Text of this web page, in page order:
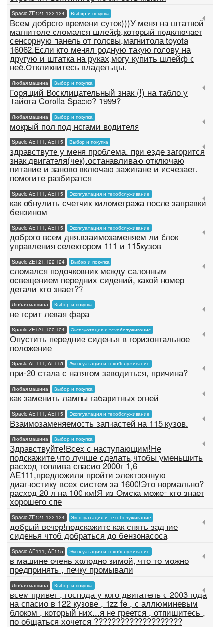
Spacio ZE121,122,124 Выбор и покупка
Всем доброго времени суток)))У меня на штатной
магнитоле сломался шлейф,который подключает
сенсорную панель от головы,магнитола toyota
16062.Если кто менял родную такую голову на
другую и штатка на руках,могу купить шлейф с
неё.Откликнитесь владельцы.
Любая машина Выбор и покупка
Горящий Восклицательный знак (!) на табло у
Тайота Corolla Spacio? 1999?
Любая машина Выбор и покупка
мокрый пол под ногами водителя
Spacio AE111, AE115 Выбор и покупка
здравствуте у меня проблема. при езде загорится
знак двигателя(чек).останавливаю отключаю
питание и заново включаю зажигане и исчезает.
помогите разбиратся
Spacio AE111, AE115 Эксплуатация и техобслуживание
как обнулить счетчик километража после заправки
бензином
Spacio AE111, AE115 Эксплуатация и техобслуживание
доброго всем дня.взаимозаменяем ли блок
управления селектором 111 и 115кузов
Spacio ZE121,122,124 Выбор и покупка
сломался подочковник между салонным
освещением передних сидений, какой номер
детали кто знает??
Любая машина Выбор и покупка
не горит левая фара
Spacio ZE121,122,124 Эксплуатация и техобслуживание
Опустить передние сиденья в горизонтальное
положение
Spacio AE111, AE115 Эксплуатация и техобслуживание
при-20 стала с натягом заводиться, причина?
Любая машина Выбор и покупка
как заменить лампы габаритных огней
Spacio AE111, AE115 Эксплуатация и техобслуживание
Взаимозаменяемость запчастей на 115 кузов.
Любая машина Выбор и покупка
Здравствуйте!Всех с наступающим!Не
подскажите,что лучше сделать,чтобы уменьшить
расход топлива спасио 2000г 1,6
АЕ111,предложили пройти электронную
диагностику всех систем за 1600!Это нормально?
расход 20 л на 100 км!Я из Омска может кто знает
хорошего спе
Spacio ZE121,122,124 Эксплуатация и техобслуживание
добрый вечер!подскажите как снять задние
сиденья чтоб добраться до бензонасоса
Spacio AE111, AE115 Эксплуатация и техобслуживание
в машине очень холодно зимой, что то можно
предпринять , печку промывали
Любая машина Выбор и покупка
всем привет , господа у кого двигатель с 2003 года
на спасио в 122 кузове , 1zz fe , с аллюминевым
блоком , который них...я не греется , отпишитесь ,
по общаться хочется ????????????????????